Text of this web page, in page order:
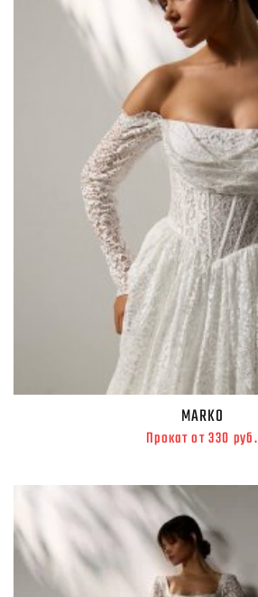
MARKO
Прокат от 330 руб.